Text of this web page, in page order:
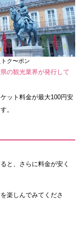
ク〜ポン
の観光業界が発行して
ット料金が最大100円安
。
と、さらに料金が安く
楽しんでみてくださ